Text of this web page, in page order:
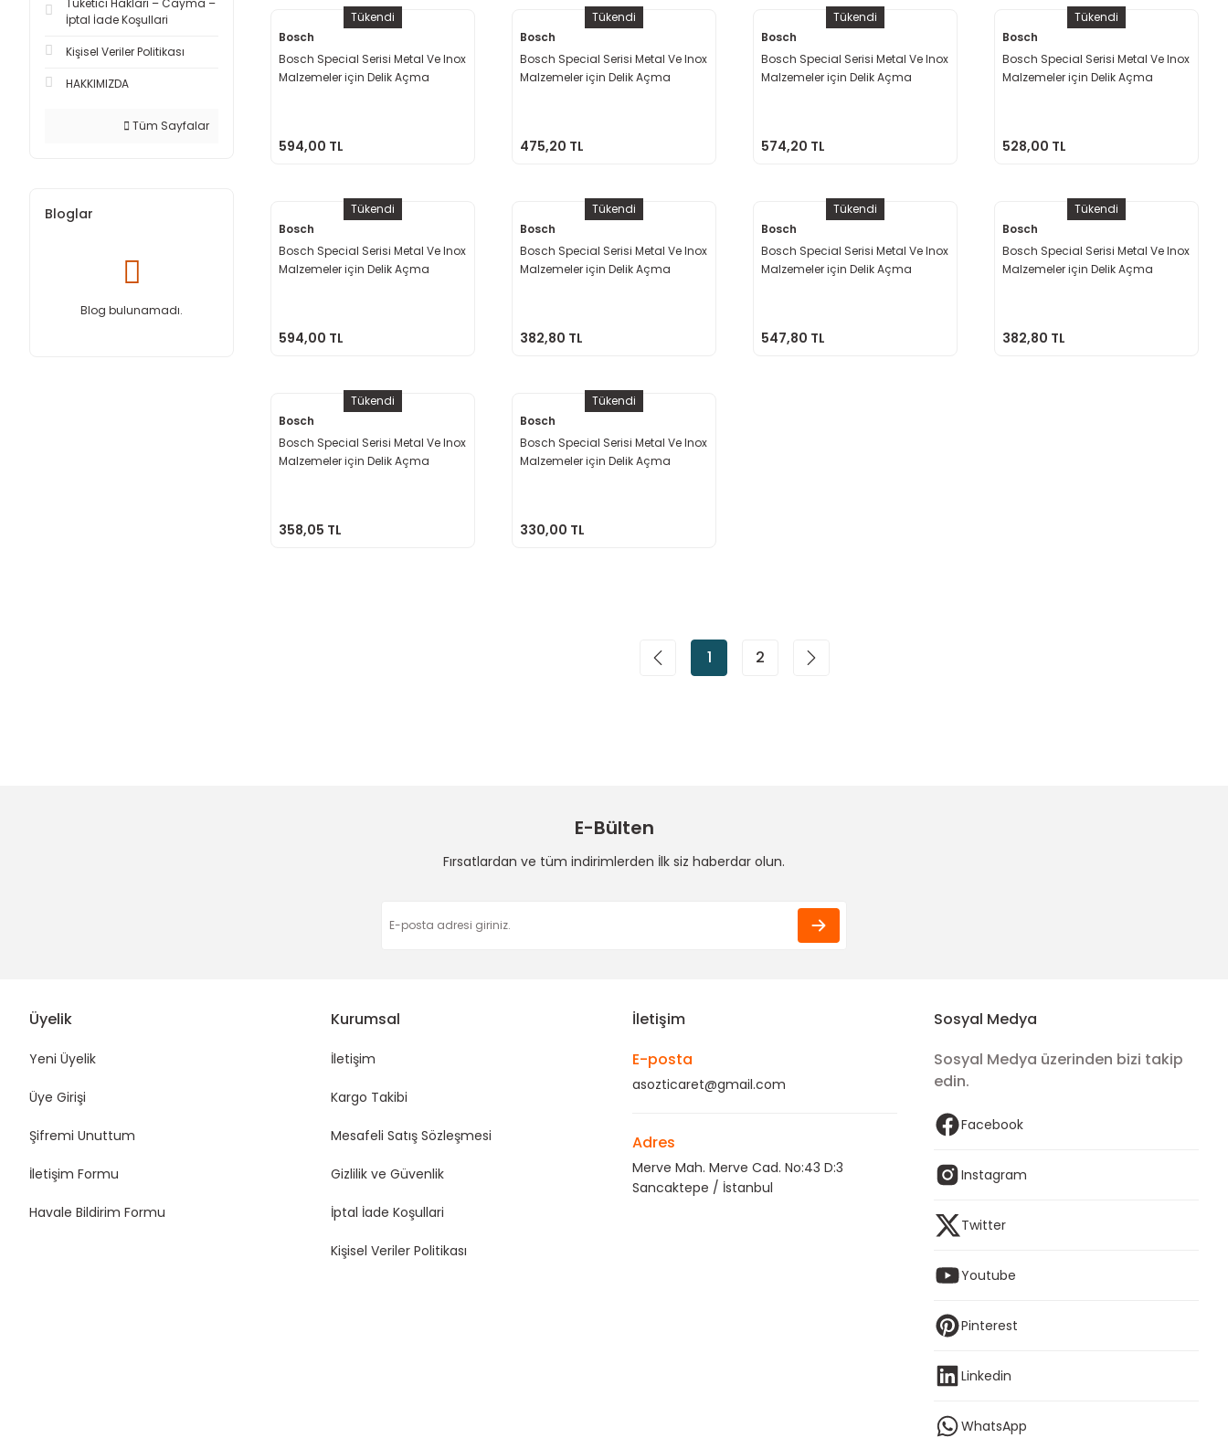
Tüketici Haklari – Cayma –
İptal İade Koşullari
Kişisel Veriler Politikası
HAKKIMIZDA
Tüm Sayfalar
Bloglar
Blog bulunamadı.
Tükendi
Bosch
Bosch Special Serisi Metal Ve Inox
Malzemeler için Delik Açma
594,00 TL
Tükendi
Bosch
Bosch Special Serisi Metal Ve Inox
Malzemeler için Delik Açma
475,20 TL
Tükendi
Bosch
Bosch Special Serisi Metal Ve Inox
Malzemeler için Delik Açma
574,20 TL
Tükendi
Bosch
Bosch Special Serisi Metal Ve Inox
Malzemeler için Delik Açma
528,00 TL
Tükendi
Bosch
Bosch Special Serisi Metal Ve Inox
Malzemeler için Delik Açma
594,00 TL
Tükendi
Bosch
Bosch Special Serisi Metal Ve Inox
Malzemeler için Delik Açma
382,80 TL
Tükendi
Bosch
Bosch Special Serisi Metal Ve Inox
Malzemeler için Delik Açma
547,80 TL
Tükendi
Bosch
Bosch Special Serisi Metal Ve Inox
Malzemeler için Delik Açma
382,80 TL
Tükendi
Bosch
Bosch Special Serisi Metal Ve Inox
Malzemeler için Delik Açma
358,05 TL
Tükendi
Bosch
Bosch Special Serisi Metal Ve Inox
Malzemeler için Delik Açma
330,00 TL
1 2
E-Bülten
Fırsatlardan ve tüm indirimlerden İlk siz haberdar olun.
Üyelik
Yeni Üyelik
Üye Girişi
Şifremi Unuttum
İletişim Formu
Havale Bildirim Formu
Kurumsal
İletişim
Kargo Takibi
Mesafeli Satış Sözleşmesi
Gizlilik ve Güvenlik
İptal İade Koşullari
Kişisel Veriler Politikası
İletişim
E-posta
asozticaret@gmail.com
Adres
Merve Mah. Merve Cad. No:43 D:3
Sancaktepe / İstanbul
Sosyal Medya
Sosyal Medya üzerinden bizi takip
edin.
Facebook
Instagram
Twitter
Youtube
Pinterest
Linkedin
WhatsApp